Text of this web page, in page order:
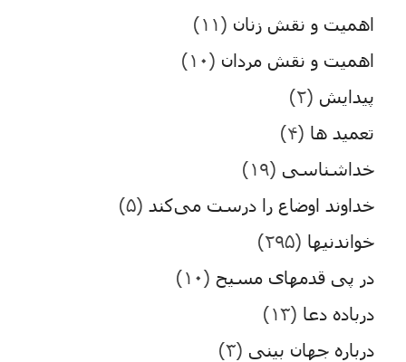
اهمیت و نقش زنان (۱۱)
اهمیت و نقش مردان (۱۰)
پیدایش (۲)
تعمید ها (۴)
خداشناسی (۱۹)
خداوند اوضاع را درست می‌کند (۵)
خواندنیها (۲۹۵)
در پی قدمهای مسیح (۱۰)
درباده دعا (۱۳)
درباره جهان بینی (۳)